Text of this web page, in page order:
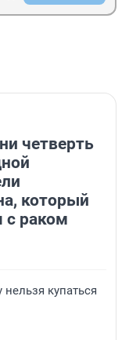
четверть
который
с раком
купаться